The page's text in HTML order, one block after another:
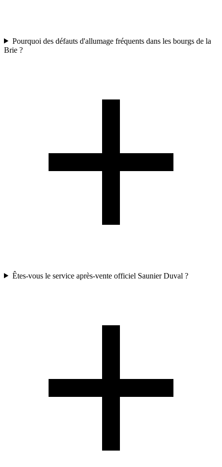
Pourquoi des défauts d'allumage fréquents dans les bourgs de la
Brie ?
Êtes-vous le service après-vente officiel Saunier Duval ?